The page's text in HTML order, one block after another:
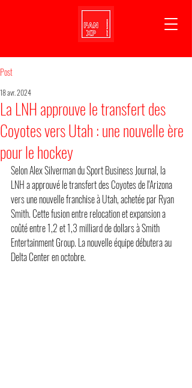
Post
La LNH approuve le transfert des
Coyotes vers Utah : une nouvelle ère
pour le hockey
18 avr. 2024
Selon Alex Silverman du Sport Business Journal, la
LNH a approuvé le transfert des Coyotes de l'Arizona
vers une nouvelle franchise à Utah, achetée par Ryan
Smith. Cette fusion entre relocation et expansion a
coûté entre 1,2 et 1,3 milliard de dollars à Smith
Entertainment Group. La nouvelle équipe débutera au
Delta Center en octobre.